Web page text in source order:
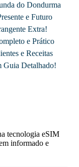
do Dondurma
e Futuro
Extra!
e Prático
e Receitas
Guia Detalhado!
tecnologia eSIM
informado e